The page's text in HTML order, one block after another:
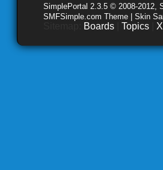
SimplePortal 2.3.5 © 2008-2012,
SMFSimple.com Theme | Skin
Boards Topics